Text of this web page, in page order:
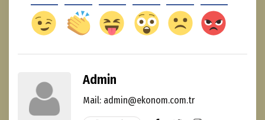
Admin
Mail: admin@ekonom.com.tr